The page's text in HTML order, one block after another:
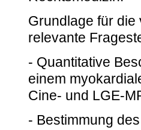
Grundlage für die
relevante
- Quantitative
einem
Cine- und LGE-
- Bestimmung